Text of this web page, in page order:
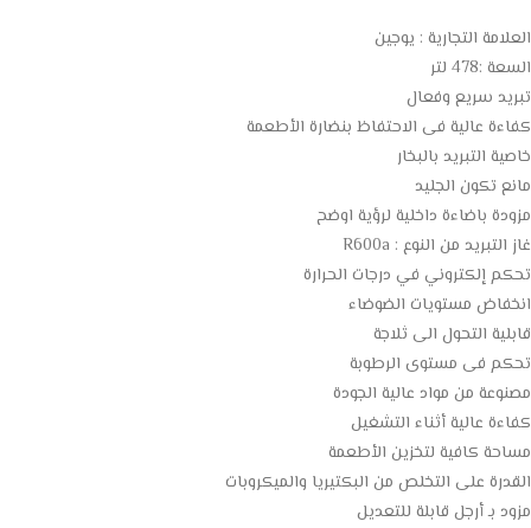
العلامة التجارية : يوجين
السعة :478 لتر
تبريد سريع وفعال
كفاءة عالية فى الاحتفاظ بنضارة الأطعمة
خاصية التبريد بالبخار
مانع تكون الجليد
مزودة باضاءة داخلية لرؤية اوضح
غاز التبريد من النوع : R600a
تحكم إلكتروني في درجات الحرارة
انخفاض مستويات الضوضاء
قابلية التحول الى ثلاجة
تحكم فى مستوى الرطوبة
مصنوعة من مواد عالية الجودة
كفاءة عالية أثناء التشغيل
مساحة كافية لتخزين الأطعمة
القدرة على التخلص من البكتيريا والميكروبات
مزود بـ أرجل قابلة للتعديل